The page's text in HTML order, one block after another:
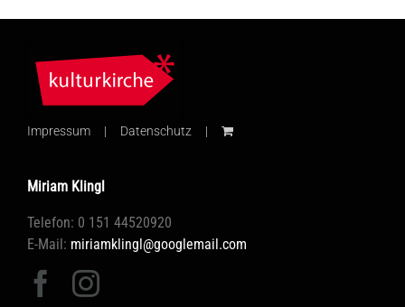
Impressum Datenschutz
Miriam Klingl
Telefon: 0 151 44520920
E-Mail: miriamklingl@googlemail.com